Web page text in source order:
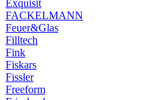
Exquisit
FACKELMANN
Feuer&Glas
Filltech
Fink
Fiskars
Fissler
Freeform